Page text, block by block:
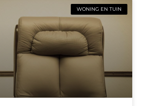
WONING EN TUIN